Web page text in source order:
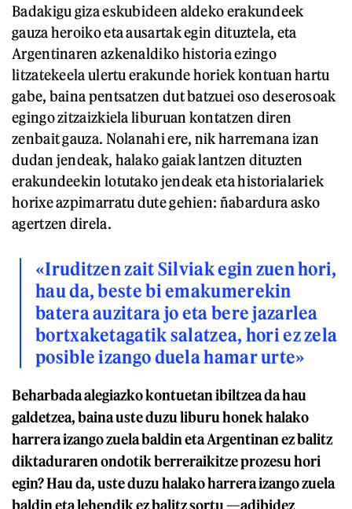
Badakigu giza eskubideen aldeko erakundeek
gauza heroiko eta ausartak egin dituztela, eta
Argentinaren azkenaldiko historia ezingo
litzatekeela ulertu erakunde horiek kontuan hartu
gabe, baina pentsatzen dut batzuei oso deserosoak
egingo zitzaizkiela liburuan kontatzen diren
zenbait gauza. Nolanahi ere, nik harremana izan
dudan jendeak, halako gaiak lantzen dituzten
erakundeekin lotutako jendeak eta historialariek
horixe azpimarratu dute gehien: ñabardura asko
agertzen direla.
«Iruditzen zait Silviak egin zuen hori,
hau da, beste bi emakumerekin
batera auzitara jo eta bere jazarlea
bortxaketagatik salatzea, hori ez zela
posible izango duela hamar urte»
Beharbada alegiazko kontuetan ibiltzea da hau
galdetzea, baina uste duzu liburu honek halako
harrera izango zuela baldin eta Argentinan ez balitz
diktaduraren ondotik berreraikitze prozesu hori
egin? Hau da, uste duzu halako harrera izango zuela
baldin eta lehendik ez balitz sortu —adibidez